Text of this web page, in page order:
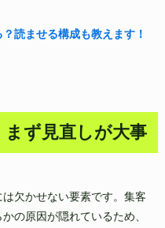
読ませる構成も教えます！
ず見直しが大事
欠かせない要素です。集客
の原因が隠れているため、